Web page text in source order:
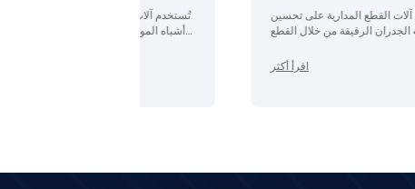
اكتشف كيف تعمل آلات القطع المدارية على تحسين
معالجة الأنابيب ذات الجدران الرقيقة من خلال القطع